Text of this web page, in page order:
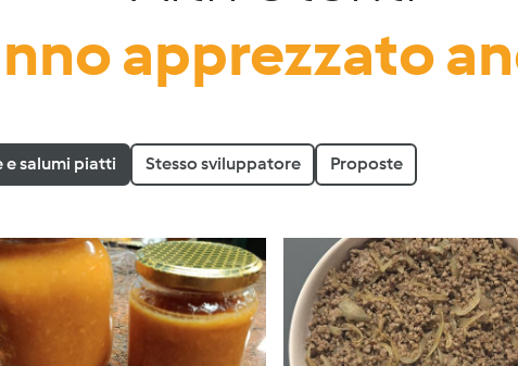
apprezzato
e salumi piatti Stesso sviluppatore Proposte